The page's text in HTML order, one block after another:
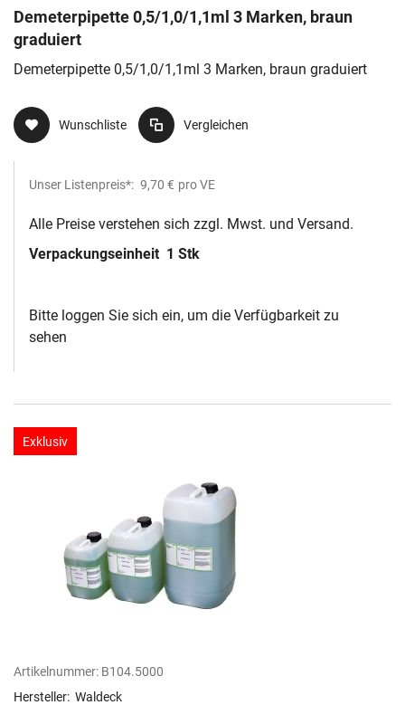
Demeterpipette 0,5/1,0/1,1ml 3 Marken, braun
graduiert
Demeterpipette 0,5/1,0/1,1ml 3 Marken, braun graduiert
Wunschliste Vergleichen
Unser Listenpreis*: 9,70 € pro VE
Alle Preise verstehen sich zzgl. Mwst. und Versand.
Verpackungseinheit 1 Stk
Bitte loggen Sie sich ein, um die Verfügbarkeit zu
sehen
Exklusiv
Artikelnummer: B104.5000
Hersteller: Waldeck